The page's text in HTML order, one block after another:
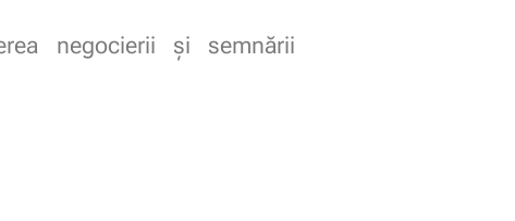
negocierii şi semnării